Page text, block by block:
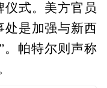
仪式。美方官员
处是加强与新西
。帕特尔则声称